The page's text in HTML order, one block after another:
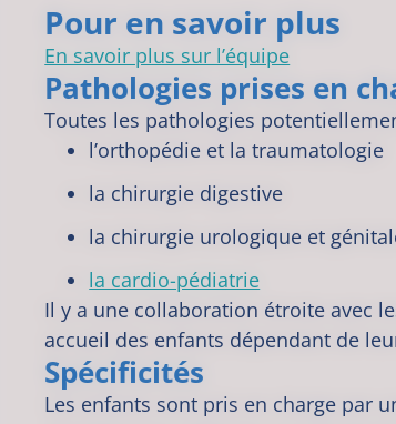
Pour en savoir plus
En savoir plus sur l’équipe
Pathologies prises en
Toutes les pathologies
l’orthopédie et la traumatologie
la chirurgie digestive
la chirurgie urologique et
la cardio-pédiatrie
Il y a une collaboration étroite avec
accueil des enfants dépendant de
Spécificités
Les enfants sont pris en charge par